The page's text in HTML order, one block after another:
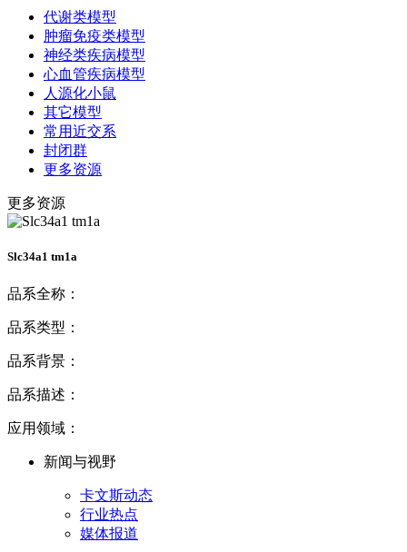
代谢类模型
肿瘤免疫类模型
神经类疾病模型
心血管疾病模型
人源化小鼠
其它模型
常用近交系
封闭群
更多资源
更多资源
Slc34a1 tm1a
品系全称：
品系类型：
品系背景：
品系描述：
应用领域：
新闻与视野
卡文斯动态
行业热点
媒体报道